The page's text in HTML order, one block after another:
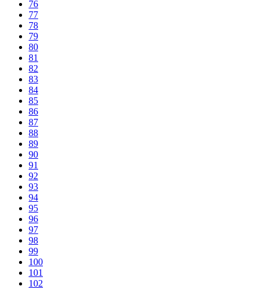
76
77
78
79
80
81
82
83
84
85
86
87
88
89
90
91
92
93
94
95
96
97
98
99
100
101
102